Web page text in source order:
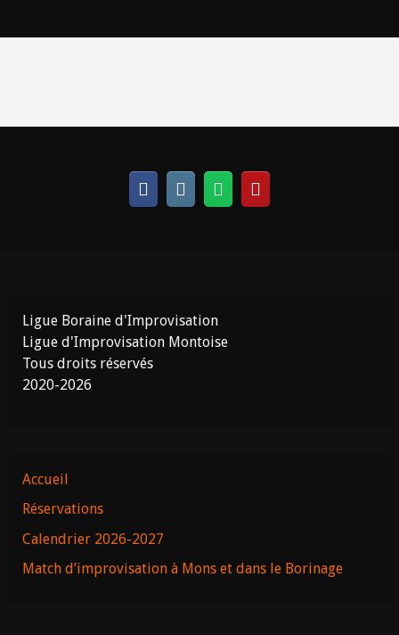
Ligue Boraine d'Improvisation
Ligue d'Improvisation Montoise
Tous droits réservés
2020-2026
Accueil
Réservations
Calendrier 2026-2027
Match d’improvisation à Mons et dans le Borinage